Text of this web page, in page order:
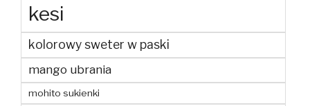
kesi
kolorowy sweter w paski
mango ubrania
mohito sukienki